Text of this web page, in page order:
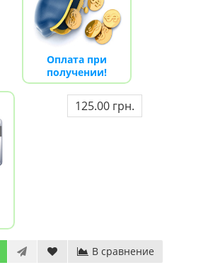
Оплата при
получении!
125.00 грн.
В сравнение